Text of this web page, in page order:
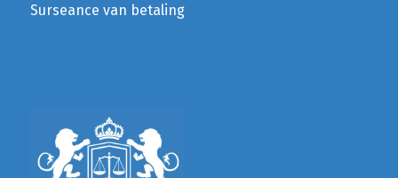
Surseance van betaling